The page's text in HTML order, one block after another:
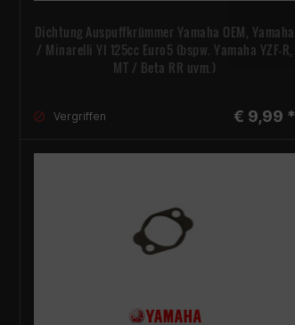
Dichtung Auspuffkrümmer Yamaha OEM, Yamaha
/ Minarelli YI 125cc Euro5 (bspw. Yamaha YZF-R,
MT / Beta RR uvm.)
Vergriffen € 9,99 *